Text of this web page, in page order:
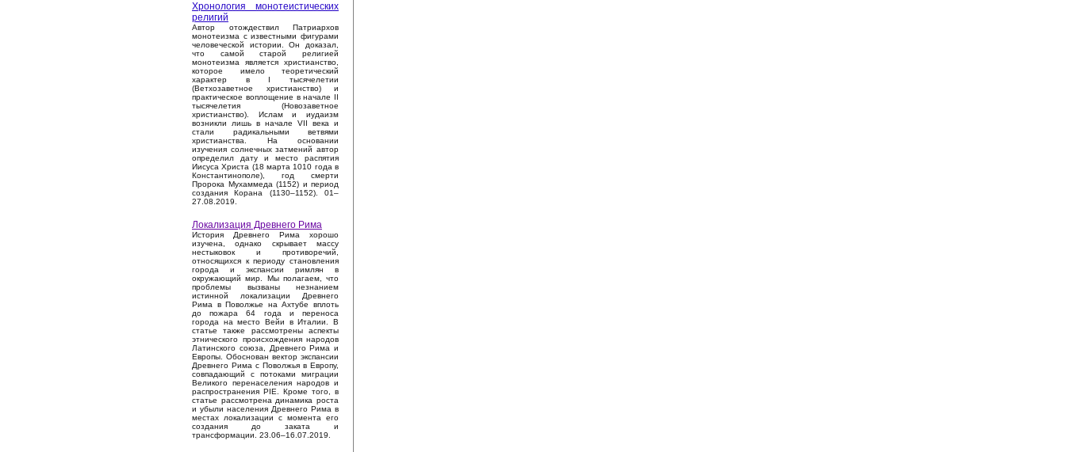
Хронология монотеистических
религий
Автор отождествил Патриархов
монотеизма с известными фигурами
человеческой истории. Он доказал,
что самой старой религией
монотеизма является христианство,
которое имело теоретический
характер в I тысячелетии
(Ветхозаветное христианство) и
практическое воплощение в начале II
тысячелетия (Новозаветное
христианство). Ислам и иудаизм
возникли лишь в начале VII века и
стали радикальными ветвями
христианства. На основании
изучения солнечных затмений автор
определил дату и место распятия
Иисуса Христа (18 марта 1010 года в
Константинополе), год смерти
Пророка Мухаммеда (1152) и период
создания Корана (1130–1152). 01–
27.08.2019.
Локализация Древнего Рима
История Древнего Рима хорошо
изучена, однако скрывает массу
нестыковок и противоречий,
относящихся к периоду становления
города и экспансии римлян в
окружающий мир. Мы полагаем, что
проблемы вызваны незнанием
истинной локализации Древнего
Рима в Поволжье на Ахтубе вплоть
до пожара 64 года и переноса
города на место Вейи в Италии. В
статье также рассмотрены аспекты
этнического происхождения народов
Латинского союза, Древнего Рима и
Европы. Обоснован вектор экспансии
Древнего Рима с Поволжья в Европу,
совпадающий с потоками миграции
Великого перенаселения народов и
распространения PIE. Кроме того, в
статье рассмотрена динамика роста
и убыли населения Древнего Рима в
местах локализации с момента его
создания до заката и
трансформации. 23.06–16.07.2019.